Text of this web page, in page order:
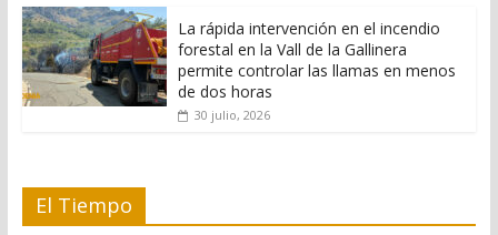
La rápida intervención en el incendio
forestal en la Vall de la Gallinera
permite controlar las llamas en menos
de dos horas
30 julio, 2026
El Tiempo